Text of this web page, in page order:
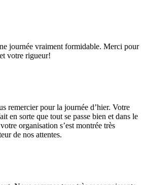
journée vraiment formidable. Merci pour
votre rigueur!
remercier pour la journée d’hier. Votre
en sorte que tout se passe bien et dans le
organisation s’est montrée très
de nos attentes.